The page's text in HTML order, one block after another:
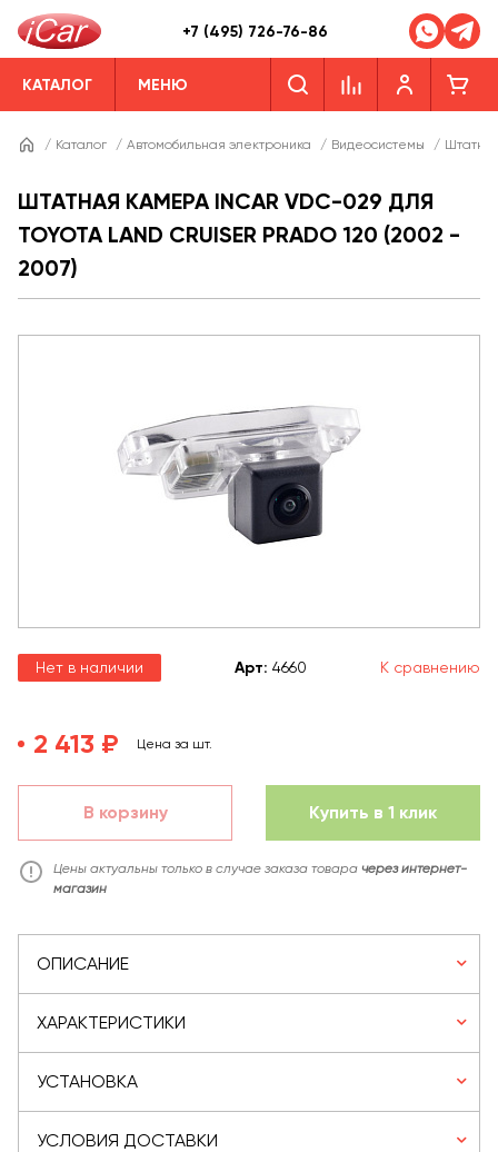
+7 (495) 726-76-86
КАТАЛОГ МЕНЮ
/ Каталог / Автомобильная электроника / Видеосистемы /
ШТАТНАЯ КАМЕРА INCAR VDC-029 ДЛЯ
TOYOTA LAND CRUISER PRADO 120 (2002 -
2007)
Нет в наличии Арт: 4660 К сравнению
2 413 ₽ Цена за шт.
В корзину Купить в 1 клик
Цены актуальны только в случае заказа товара через интернет-
магазин
ОПИСАНИЕ
ХАРАКТЕРИСТИКИ
УСТАНОВКА
УСЛОВИЯ ДОСТАВКИ